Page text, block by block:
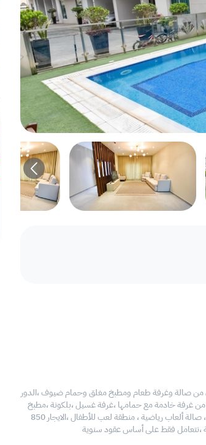
مربع ،مكونة من 3 ادوار الدور الارضي مكون من صالة وغرفة طعام ومطبخ مغلق وحمام ضيوف ،الدور
،الدور الثاني مكون من غرفة خادمة مع حمامها ،غرفة غسيل ،بلكونة ،مطبخ
مغلق مجهز بالكامل بمعدات عالية الجودة ،موقف سيارات مخصص ، حمام سباحة ، صالة ألعاب رياضية ، منطقة لعب للأطفال ،الايجار 850
،نتعامل فقط على أساس عقود سنوية